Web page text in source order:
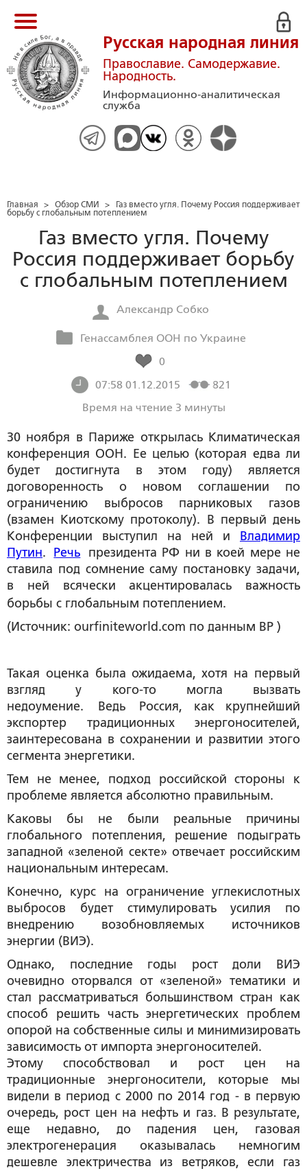
Русская народная линия
Православие. Самодержавие.
Народность.
Информационно-аналитическая
служба
Главная > Обзор СМИ >
Газ вместо угля. Почему Россия поддерживает
борьбу с глобальным потеплением
Газ вместо угля. Почему
Россия поддерживает борьбу
с глобальным потеплением
Александр Собко
Генассамблея ООН по Украине
0
07:58 01.12.2015
821
Время на чтение 3 минуты
30 ноября в Париже открылась Климатическая
конференция ООН. Ее целью (которая едва ли
будет достигнута в этом году) является
договоренность о новом соглашении по
ограничению выбросов парниковых газов
(взамен Киотскому протоколу). В первый день
Конференции выступил на ней и
Владимир
Путин. Речь президента РФ ни в коей мере не
ставила под сомнение саму постановку задачи,
в ней всячески акцентировалась важность
борьбы с глобальным потеплением.
(Источник: ourfiniteworld.com по данным BP )
Такая оценка была ожидаема, хотя на первый
взгляд у кого-то могла вызвать
недоумение. Ведь Россия, как крупнейший
экспортер традиционных энергоносителей,
заинтересована в сохранении и развитии этого
сегмента энергетики.
Тем не менее, подход российской стороны к
проблеме является абсолютно правильным.
Каковы бы не были реальные причины
глобального потепления, решение подыграть
западной «зеленой секте» отвечает российским
национальным интересам.
Конечно, курс на ограничение углекислотных
выбросов будет стимулировать усилия по
внедрению возобновляемых источников
энергии (ВИЭ).
Однако, последние годы рост доли ВИЭ
очевидно оторвался от «зеленой» тематики и
стал рассматриваться большинством стран как
способ решить часть энергетических проблем
опорой на собственные силы и минимизировать
зависимость от импорта энергоносителей.
Этому способствовал и рост цен на
традиционные энергоносители, которые мы
видели в период с 2000 по 2014 год - в первую
очередь, рост цен на нефть и газ. В результате,
еще недавно, до падения цен, газовая
электрогенерация оказывалась немногим
дешевле электричества из ветряков, если газ